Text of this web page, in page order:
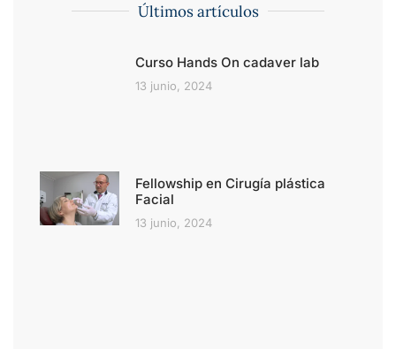
Últimos artículos
Curso Hands On cadaver lab
13 junio, 2024
Fellowship en Cirugía plástica
Facial
13 junio, 2024